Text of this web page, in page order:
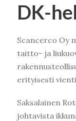
DK-
Scancerco Oy
taitto- ja
erityisesti
Saksalainen
johtavista